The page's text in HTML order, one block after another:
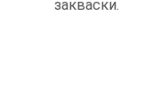
закваски.